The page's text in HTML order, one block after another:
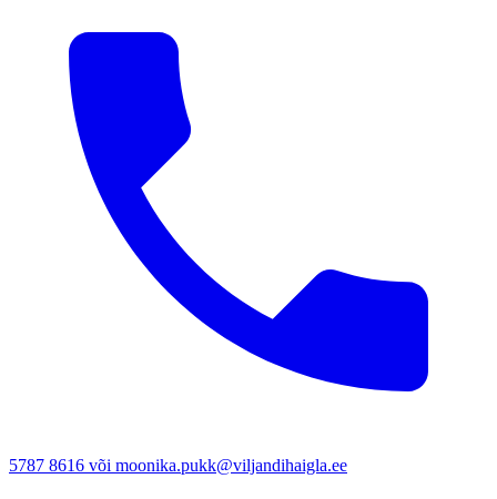
5787 8616 või moonika.pukk@viljandihaigla.ee